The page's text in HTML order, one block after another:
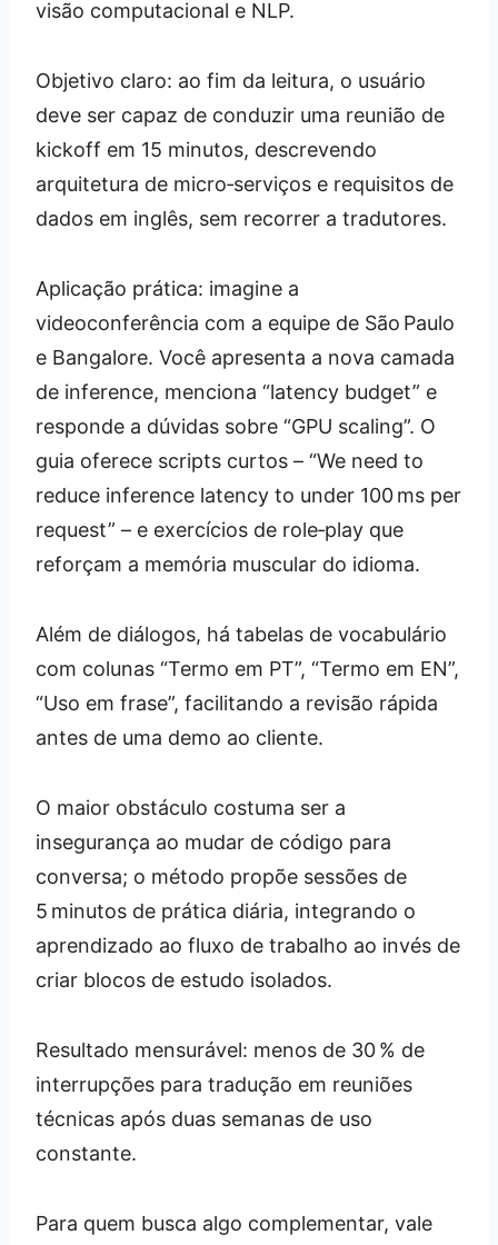
visão computacional e NLP.
Objetivo claro: ao fim da leitura, o usuário
deve ser capaz de conduzir uma reunião de
kickoff em 15 minutos, descrevendo
arquitetura de micro‑serviços e requisitos de
dados em inglês, sem recorrer a tradutores.
Aplicação prática: imagine a
videoconferência com a equipe de São Paulo
e Bangalore. Você apresenta a nova camada
de inference, menciona “latency budget” e
responde a dúvidas sobre “GPU scaling”. O
guia oferece scripts curtos – “We need to
reduce inference latency to under 100 ms per
request” – e exercícios de role‑play que
reforçam a memória muscular do idioma.
Além de diálogos, há tabelas de vocabulário
com colunas “Termo em PT”, “Termo em EN”,
“Uso em frase”, facilitando a revisão rápida
antes de uma demo ao cliente.
O maior obstáculo costuma ser a
insegurança ao mudar de código para
conversa; o método propõe sessões de
5 minutos de prática diária, integrando o
aprendizado ao fluxo de trabalho ao invés de
criar blocos de estudo isolados.
Resultado mensurável: menos de 30 % de
interrupções para tradução em reuniões
técnicas após duas semanas de uso
constante.
Para quem busca algo complementar, vale